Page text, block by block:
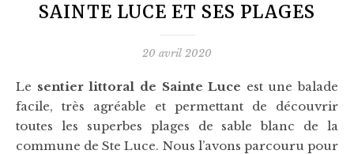
SAINTE LUCE ET SES PLAGES
20 avril 2020
Le sentier littoral de Sainte Luce est une balade
facile, très agréable et permettant de découvrir
toutes les superbes plages de sable blanc de la
commune de Ste Luce. Nous l’avons parcouru pour